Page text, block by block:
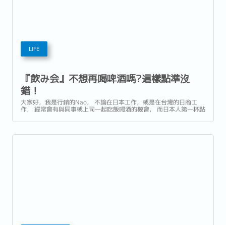
LIFE
『飲み会』不想再喝啤酒嗎?這樣點準沒
錯！
大家好，我是行銷的Nao， 不論在日本工作，或是在台灣的日商工
作， 經常會有與同事或上司一起吃飯喝酒的機會， 而日本人第一杯點
時， 是否有許多人跟一開始的我一樣， 看到其他人點就只好跟著點，